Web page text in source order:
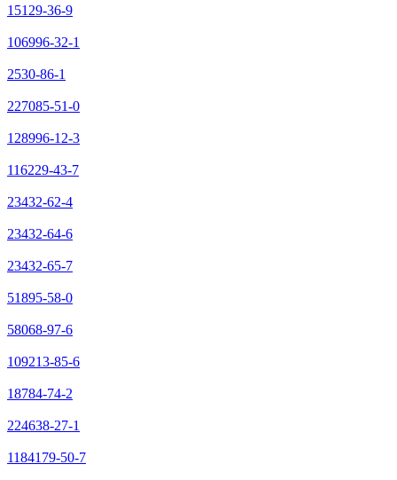
15129-36-9
106996-32-1
2530-86-1
227085-51-0
128996-12-3
116229-43-7
23432-62-4
23432-64-6
23432-65-7
51895-58-0
58068-97-6
109213-85-6
18784-74-2
224638-27-1
1184179-50-7